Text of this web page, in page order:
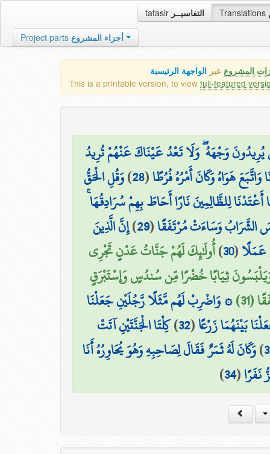
tafasir التفاسيــر Translations
Project parts أجزاء المشروع
المشروع عبر الواجهة الرئيسية
This is a printable version, to view full-featured
وَجْهَهُ ۖ وَلَا تَعْدُ عَيْنَاكَ عَنْهُمْ تُرِيدُ
هَوَاهُ وَكَانَ أَمْرُهُ فُرُطًا(
28
)وَقُلِ الْحَقُّ
لِلظَّالِمِينَ نَارًا أَحَاطَ بِهِمْ سُرَادِقُهَا
الشَّرَابُ وَسَاءَتْ مُرْتَفَقًا(
29
)إِنَّ الَّذِينَ
عَمَلًا(
30
)أُولَٰئِكَ لَهُمْ جَنَّاتُ عَدْنٍ تَجْرِي
ثِيَابًا خُضْرًا مِّن سُندُسٍ وَإِسْتَبْرَقٍ
۞ وَاضْرِبْ لَهُم مَّثَلًا رَّجُلَيْنِ جَعَلْنَا
بَيْنَهُمَا زَرْعًا(
32
)كِلْتَا الْجَنَّتَيْنِ آتَتْ
)وَكَانَ لَهُ ثَمَرٌ فَقَالَ لِصَاحِبِهِ وَهُوَ يُحَاوِرُهُ أَنَا
(
34
)